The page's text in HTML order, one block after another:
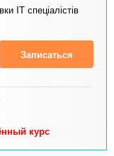
IT спеціалістів
Записаться
курс